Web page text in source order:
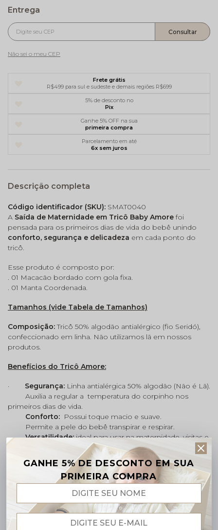
Não sei o meu CEP
Frete grátis
R$499 para sul e sudeste e demais regiões R$699
5% de desconto no
Pix
Ganhe 5% OFF na sua
primeira compra
Parcelamento em até
6x sem juros
Descrição completa
Código identificador (SKU): SMAT0040
A Saída de Maternidade em Tricô Baby Amore foi
pensada para os primeiros dias de vida do bebê unindo
conforto, segurança e delicadeza em cada ponto do
tricô.
Esse produto é composto por:
. 01 Macacão bordado com gola fixa.
. 01 Manta Coordenada.
Tamanhos (vide Tabela de Tamanhos)
Composição:Tricô 50% algodão antialérgico (fio Seridó),
confeccionado em linha. Não utilizamos lã em nossos
produtos.
Benefícios do Tricô Amore:
· Segurança: Linha antialérgica 50% algodão (Não é Lã).
Auxilia a regular a temperatura do corpinho nos
primeiros dias de vida.
Conforto: Possui toque macio e suave.
Permite a pele do bebê transpirar e respirar.
Versatilidade:ideal para usar na maternidade, visitas e
Fácil de vestir:fechamento prático e tecido maleável,
que oferece liberdade e aconchego ao bebê.
Alta durabilidade:mantém a cor e o formato
mesmo após várias lavagens
Dica cheia de Amore: Lavar a Saída Maternidade à mão,
não deixar de molho, usar sabão neutro e não usar
GANHE 5% DE DESCONTO EM SUA
PRIMEIRA COMPRA